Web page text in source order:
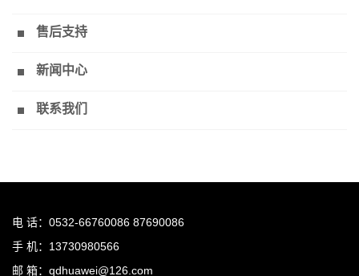
售后支持
新闻中心
联系我们
电 话：0532-66760086 87690086
手 机：13730980566
邮 箱：qdhuawei@126.com